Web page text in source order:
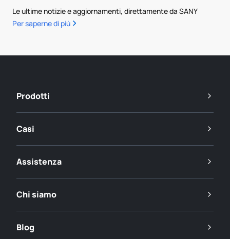
Le ultime notizie e aggiornamenti, direttamente da SANY
Per saperne di più
Prodotti
Casi
Assistenza
Chi siamo
Blog